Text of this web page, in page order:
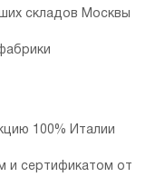
складов Москвы
100% Италии
и сертификатом от